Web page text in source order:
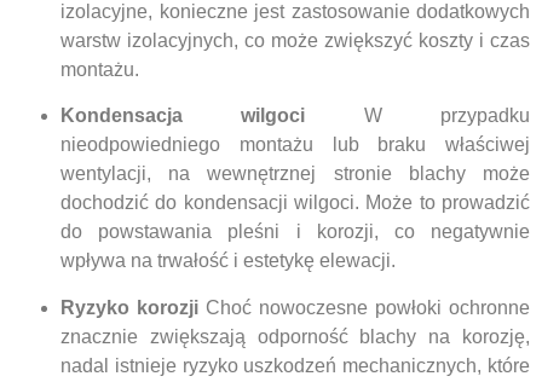
izolacyjne, konieczne jest zastosowanie dodatkowych
warstw izolacyjnych, co może zwiększyć koszty i czas
montażu.
Kondensacja wilgoci W przypadku
nieodpowiedniego montażu lub braku właściwej
wentylacji, na wewnętrznej stronie blachy może
dochodzić do kondensacji wilgoci. Może to prowadzić
do powstawania pleśni i korozji, co negatywnie
wpływa na trwałość i estetykę elewacji.
Ryzyko korozji Choć nowoczesne powłoki ochronne
znacznie zwiększają odporność blachy na korozję,
nadal istnieje ryzyko uszkodzeń mechanicznych, które